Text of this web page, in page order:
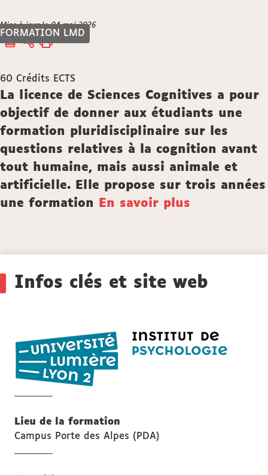
FORMATION LMD
Vous
êtes
Accueil
Mise à jour le 04 mai 2026
60 Crédits ECTS
Description
La licence de Sciences Cognitives a pour
objectif de donner aux étudiants une
formation pluridisciplinaire sur les
questions relatives à la cognition avant
tout humaine, mais aussi animale et
artificielle. Elle propose sur trois années
une formation
En savoir plus
Infos clés et site web
de
Lieu de la formation
Campus Porte des Alpes (PDA)